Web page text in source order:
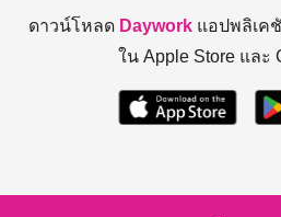
ดาวน์โหลด Daywork แอปพลิเค
ใน Apple Store และ